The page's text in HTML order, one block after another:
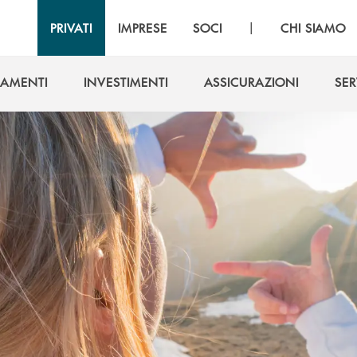
PRIVATI IMPRESE SOCI | CHI SIAMO
INVESTIMENTI
ASSICURAZIONI